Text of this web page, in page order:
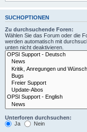
SUCHOPTIONEN
Zu durchsuchende Foren:
Wählen Sie das Forum oder die
werden automatisch mit
unten nicht deaktivieren.
Unterforen durchsuchen:
Ja
Nein